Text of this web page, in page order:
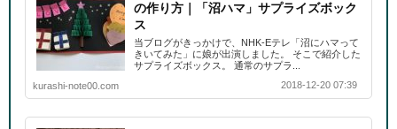
の作り方｜「沼ハマ」サプライズボック
ス
当ブログがきっかけで、NHK-Eテレ「沼にハマって
きいてみた」に娘が出演しました。 そこで紹介した
サプライズボックス。 通常のサプラ...
kurashi-note00.com
2018-12-20 07:39